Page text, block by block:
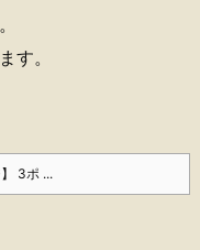
す。
3ポ ...